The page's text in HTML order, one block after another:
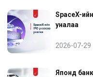
SpaceX-
уналаа
2026-07-29
Японд